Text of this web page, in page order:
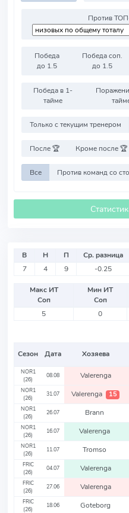
Против
Победа
до 1.5
Победа соп.
до 1.5
Победа в 1-
тайме
Только с текущим тренером
После 🏆 Кроме после 🏆
Все
В Н П Ср. разница
7
4 9 -0.25
Макс ИТ
Соп
Мин ИТ
Соп
5
0
Сезон Дата Хозяева
NOR1
(26)
08.08 Valerenga
NOR1
(26)
31.07 Valerenga 15
NOR1
(26)
26.07 Brann
NOR1
(26)
16.07 Valerenga
NOR1
(26)
11.07 Tromso
FRIC
(26)
04.07 Valerenga
FRIC
(26)
27.06 Valerenga
FRIC
(26)
18.06 Goteborg